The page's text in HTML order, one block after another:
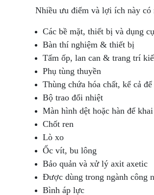
Nhiều ưu điểm và lợi ích này có
Các bề mặt, thiết bị và dụng
Bàn thí nghiệm & thiết bị
Tấm ốp, lan can & trang trí
Phụ tùng thuyền
Thùng chứa hóa chất, kể cả
Bộ trao đổi nhiệt
Màn hình dệt hoặc hàn để
Chốt ren
Lò xo
Ốc vít, bu lông
Bảo quản và xử lý axit axetic
Được dùng trong ngành công
Bình áp lực